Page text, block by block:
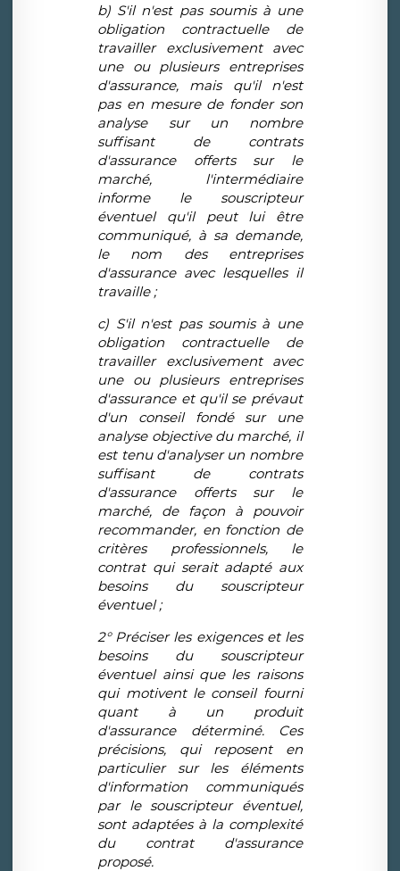
b) S'il n'est pas soumis à une
obligation contractuelle de
travailler exclusivement avec
une ou plusieurs entreprises
d'assurance, mais qu'il n'est
pas en mesure de fonder son
analyse sur un nombre
suffisant de contrats
d'assurance offerts sur le
marché, l'intermédiaire
informe le souscripteur
éventuel qu'il peut lui être
communiqué, à sa demande,
le nom des entreprises
d'assurance avec lesquelles il
travaille ;
c) S'il n'est pas soumis à une
obligation contractuelle de
travailler exclusivement avec
une ou plusieurs entreprises
d'assurance et qu'il se prévaut
d'un conseil fondé sur une
analyse objective du marché, il
est tenu d'analyser un nombre
suffisant de contrats
d'assurance offerts sur le
marché, de façon à pouvoir
recommander, en fonction de
critères professionnels, le
contrat qui serait adapté aux
besoins du souscripteur
éventuel ;
2° Préciser les exigences et les
besoins du souscripteur
éventuel ainsi que les raisons
qui motivent le conseil fourni
quant à un produit
d'assurance déterminé. Ces
précisions, qui reposent en
particulier sur les éléments
d'information communiqués
par le souscripteur éventuel,
sont adaptées à la complexité
du contrat d'assurance
proposé.